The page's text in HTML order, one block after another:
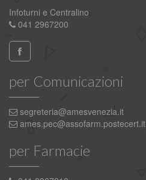
Infoturni e Centralino
041 2967200
per Comunicazioni
segreteria@amesvenezia.it
ames.pec@assofarm.postecert.it
per Farmacie